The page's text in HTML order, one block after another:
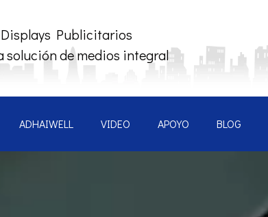
Publicitarios
solución de medios integral
ADHAIWELL VIDEO APOYO BLOG